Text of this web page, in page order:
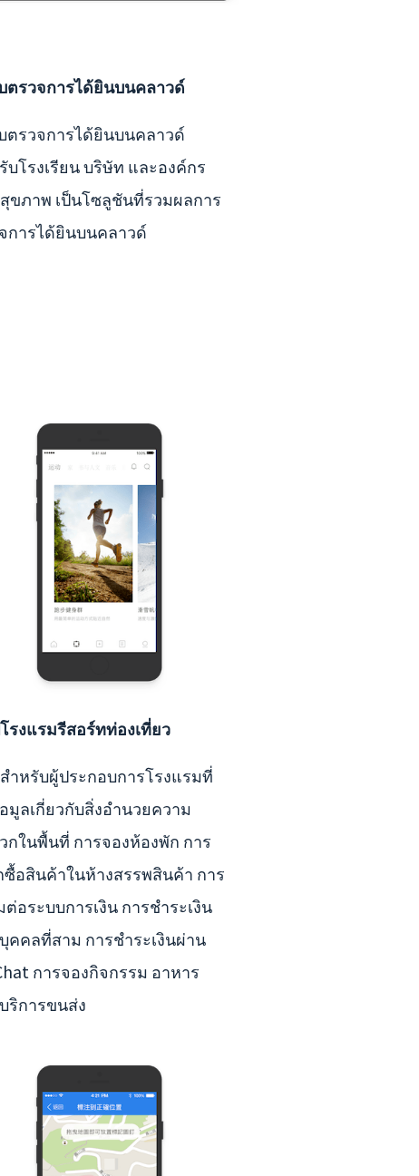
ตรวจการได้ยินบนคลาวด์
ตรวจการได้ยินบนคลาวด์
บโรงเรียน บริษัท และองค์กร
ขภาพ เป็นโซลูชันที่รวมผลการ
การได้ยินบนคลาวด์
รงแรมรีสอร์ทท่องเที่ยว
ำหรับผู้ประกอบการโรงแรมที่
มูลเกี่ยวกับสิ่งอำนวยความ
กในพื้นที่ การจองห้องพัก การ
ซื้อสินค้าในห้างสรรพสินค้า การ
ต่อระบบการเงิน การชำระเงิน
คคลที่สาม การชำระเงินผ่าน
การจองกิจกรรม อาหาร
ริการขนส่ง